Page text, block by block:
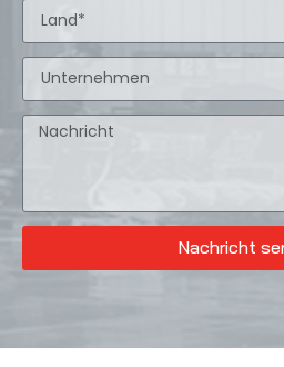
Nachricht